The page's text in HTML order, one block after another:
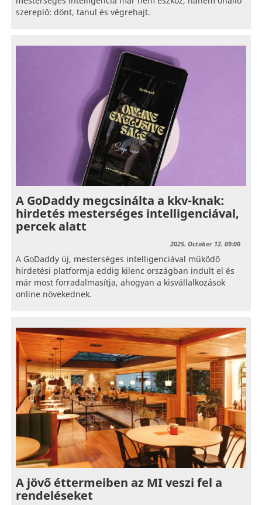
szereplő: dönt, tanul és végrehajt.
A GoDaddy megcsinálta a kkv-knak:
hirdetés mesterséges intelligenciával,
percek alatt
2025. October 12. 09:00
A GoDaddy új, mesterséges intelligenciával működő
hirdetési platformja eddig kilenc országban indult el és
már most forradalmasítja, ahogyan a kisvállalkozások
online növekednek.
A jövő éttermeiben az MI veszi fel a
rendeléseket